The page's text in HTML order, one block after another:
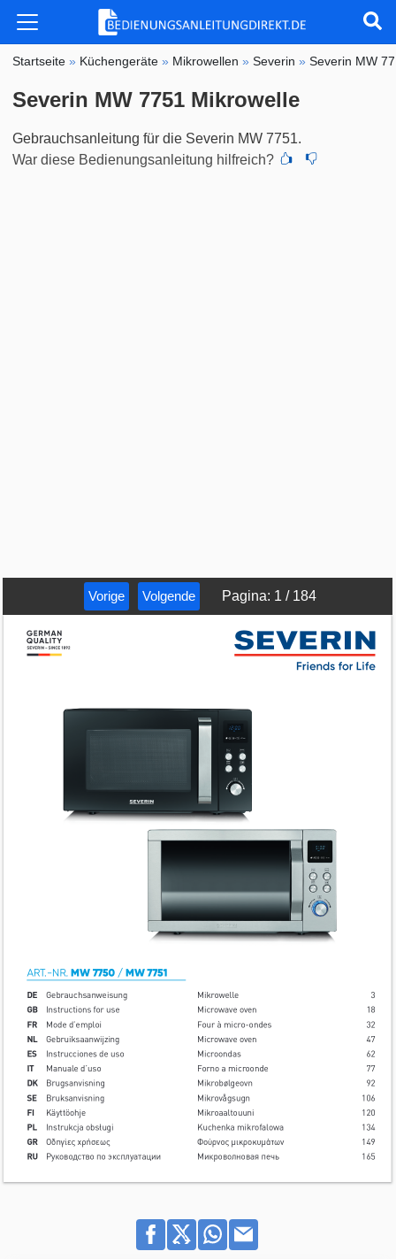
Startseite » Küchengeräte » Mikrowellen »Severin »Severin MW
Severin MW 7751 Mikrowelle
Gebrauchsanleitung für die Severin MW 7751.
War diese Bedienungsanleitung hilfreich?
Vorige Volgende Pagina: 1 / 184